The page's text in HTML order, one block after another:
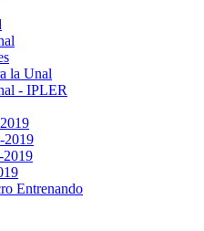
la Unal
- IPLER
2019
2019
Entrenando